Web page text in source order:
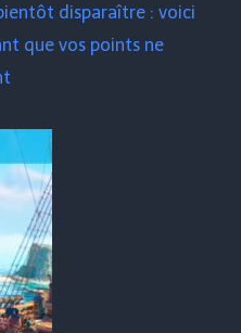
disparaître : voici
que vos points ne